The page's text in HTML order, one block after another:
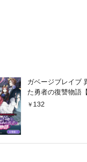
ガベージブレイブ
た勇者の復讐物語
132